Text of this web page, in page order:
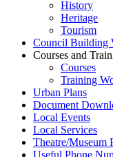
History
Heritage
Tourism
Council Building
Courses and
Courses
Training
Urban Plans
Document
Local Events
Local Services
Theatre/Museum
Useful Phone